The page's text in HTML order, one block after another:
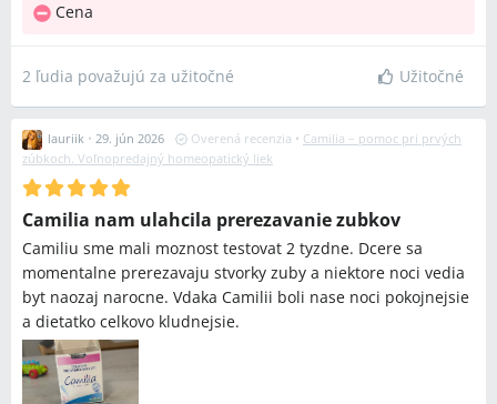
Cena
2 ľudia považujú za užitočné Užitočné
lauriik • 29. jún 2026 Overená recenzia • Camilia – pomoc pri prvých
zúbkoch. Voľnopredajný homeopatický liek
Camilia nam ulahcila prerezavanie zubkov
Camiliu sme mali moznost testovat 2 tyzdne. Dcere sa
momentalne prerezavaju stvorky zuby a niektore noci vedia
byt naozaj narocne. Vdaka Camilii boli nase noci pokojnejsie
a dietatko celkovo kludnejsie.